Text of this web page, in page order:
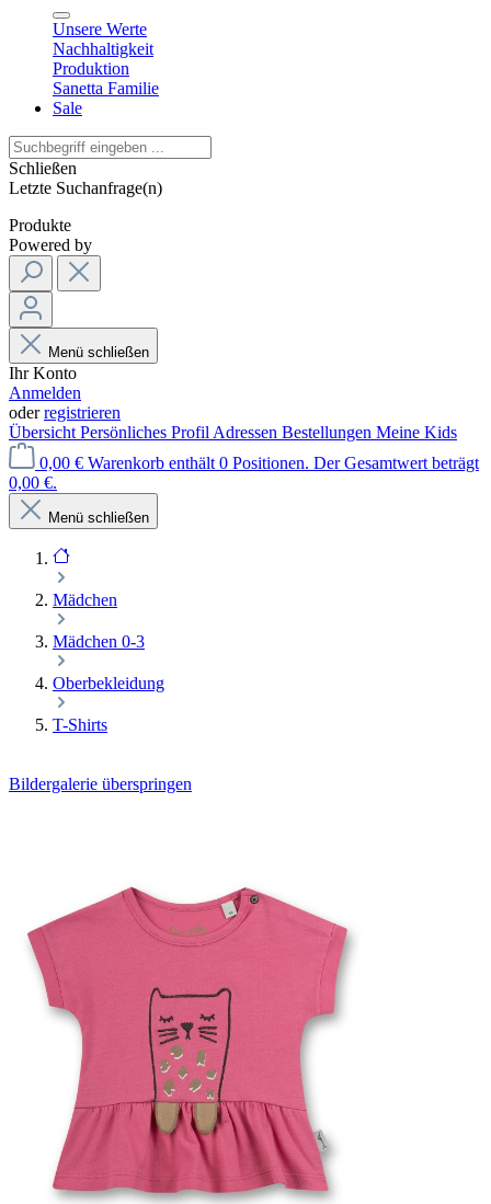
Unsere Werte
Nachhaltigkeit
Produktion
Sanetta Familie
Sale
Schließen
Letzte Suchanfrage(n)
Produkte
Powered by
Menü schließen
Ihr Konto
Anmelden
oderregistrieren
Übersicht Persönliches Profil Adressen Bestellungen Meine Kids
0,00 € Warenkorb enthält 0 Positionen. Der Gesamtwert beträgt
0,00 €.
Menü schließen
Mädchen
Mädchen 0-3
Oberbekleidung
T-Shirts
Bildergalerie überspringen